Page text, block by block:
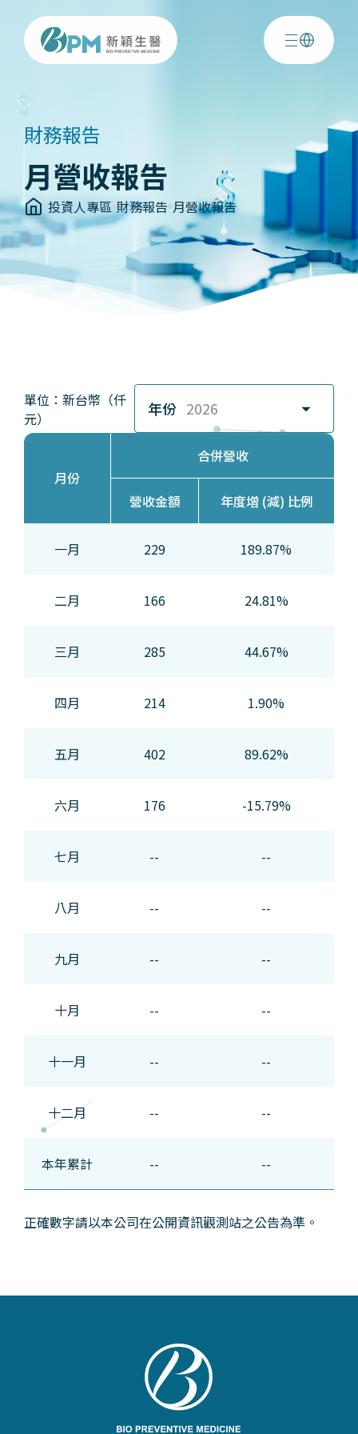
財務報告
月營收報告
投資人專區 財務報告 月營收報告
單位：新台幣（仟
元）
年份 2026
月份
合併營收
營收金額 年度增 (減) 比例
一月 229 189.87%
二月 166 24.81%
三月 285 44.67%
四月 214 1.90%
五月 402 89.62%
六月 176 -15.79%
七月 -- --
八月 -- --
九月 -- --
十月 -- --
十一月 -- --
十二月 -- --
本年累計 -- --
正確數字請以本公司在公開資訊觀測站之公告為準。